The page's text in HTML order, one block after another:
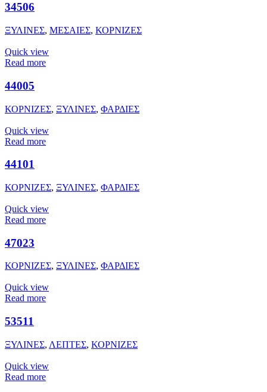
34506
ΞΥΛΙΝΕΣ, ΜΕΣΑΙΕΣ, ΚΟΡΝΙΖΕΣ
Quick view
Read more
44005
ΚΟΡΝΙΖΕΣ, ΞΥΛΙΝΕΣ, ΦΑΡΔΙΕΣ
Quick view
Read more
44101
ΚΟΡΝΙΖΕΣ, ΞΥΛΙΝΕΣ, ΦΑΡΔΙΕΣ
Quick view
Read more
47023
ΚΟΡΝΙΖΕΣ, ΞΥΛΙΝΕΣ, ΦΑΡΔΙΕΣ
Quick view
Read more
53511
ΞΥΛΙΝΕΣ, ΛΕΠΤΕΣ, ΚΟΡΝΙΖΕΣ
Quick view
Read more